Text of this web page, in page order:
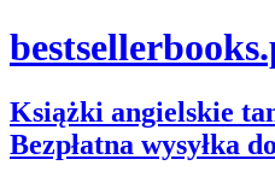
Książki angielskie
Bezpłatna wysyłka